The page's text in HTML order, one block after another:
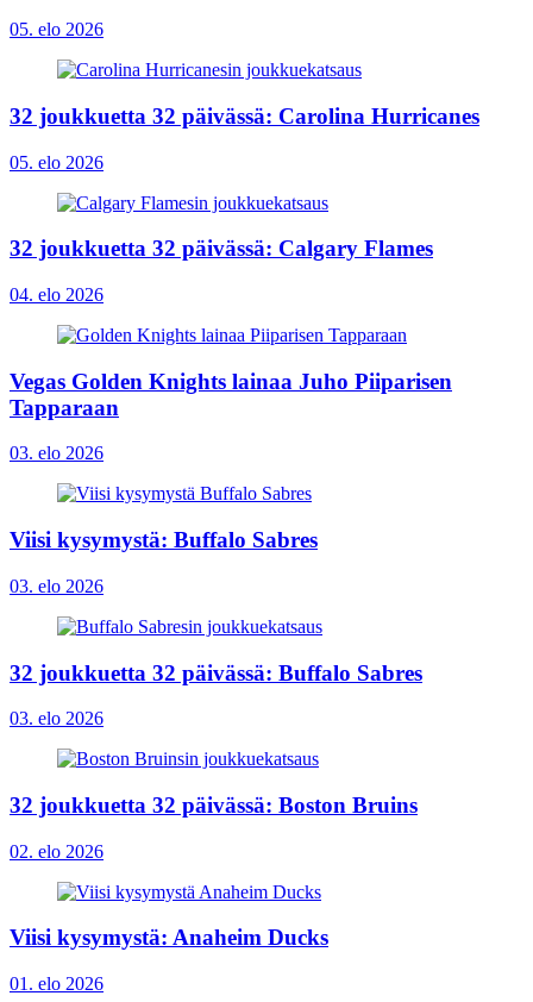
05. elo 2026
32 joukkuetta 32 päivässä: Carolina Hurricanes
05. elo 2026
32 joukkuetta 32 päivässä: Calgary Flames
04. elo 2026
Vegas Golden Knights lainaa Juho Piiparisen
Tapparaan
03. elo 2026
Viisi kysymystä: Buffalo Sabres
03. elo 2026
32 joukkuetta 32 päivässä: Buffalo Sabres
03. elo 2026
32 joukkuetta 32 päivässä: Boston Bruins
02. elo 2026
Viisi kysymystä: Anaheim Ducks
01. elo 2026